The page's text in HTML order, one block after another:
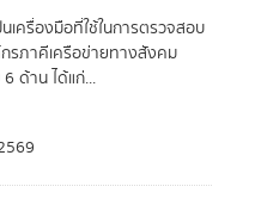
ครื่องมือที่ใช้ในการตรวจสอบ
กรภาคีเครือข่ายทางสังคม
ด้าน ได้แก่...